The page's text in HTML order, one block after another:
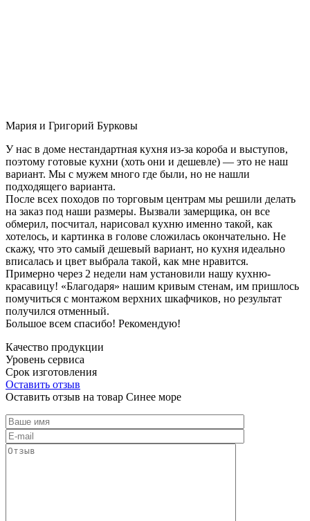
Мария и Григорий Бурковы
У нас в доме нестандартная кухня из-за короба и выступов,
поэтому готовые кухни (хоть они и дешевле) — это не наш
вариант. Мы с мужем много где были, но не нашли
подходящего варианта.
После всех походов по торговым центрам мы решили делать
на заказ под наши размеры. Вызвали замерщика, он все
обмерил, посчитал, нарисовал кухню именно такой, как
хотелось, и картинка в голове сложилась окончательно. Не
скажу, что это самый дешевый вариант, но кухня идеально
вписалась и цвет выбрала такой, как мне нравится.
Примерно через 2 недели нам установили нашу кухню-
красавицу! «Благодаря» нашим кривым стенам, им пришлось
помучиться с монтажом верхних шкафчиков, но результат
получился отменный.
Большое всем спасибо! Рекомендую!
Качество продукции
Уровень сервиса
Срок изготовления
Оставить отзыв
Оставить отзыв на товар Синее море